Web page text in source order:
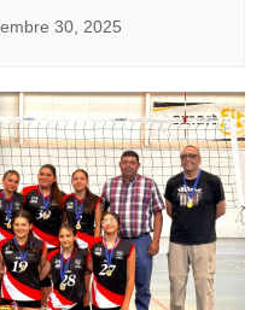
30, 2025